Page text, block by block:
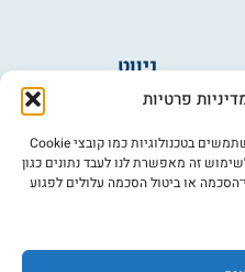
פרטיות
כדי לספק את החוויה הטובה ביותר, אנו משתמשים בטכנולוגיות כמו קובצי Cookie
זה מאפשרת לנו לעבד נתונים כגון
או ביטול הסכמה עלולים לפגוע
ניווט
אינדקס עסקים
צרו קשר
מי אנחנו